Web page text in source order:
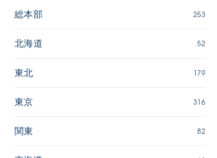
総本部 253
北海道 52
東北 179
東京 316
関東 82